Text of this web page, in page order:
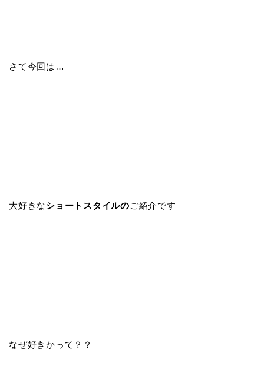
さて今回は…
大好きなショートスタイルのご紹介です
なぜ好きかって？？